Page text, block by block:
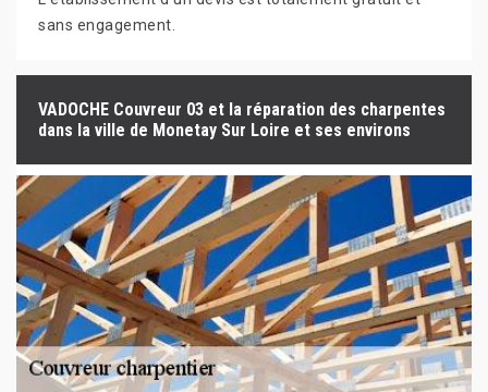
sans engagement.
VADOCHE Couvreur 03 et la réparation des charpentes
dans la ville de Monetay Sur Loire et ses environs